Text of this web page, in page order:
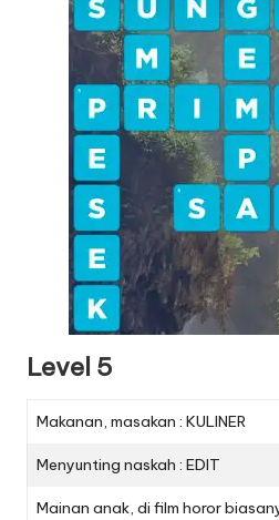
Level 5
Makanan, masakan : KULINER
Menyunting naskah : EDIT
Mainan anak, di film horor